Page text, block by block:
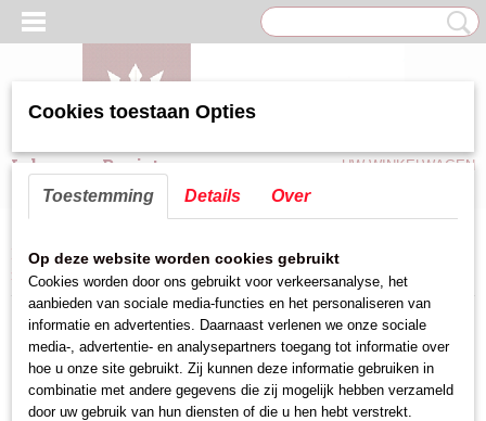
Inloggen Registreren UW WINKELWAGEN
Home>Keuken hulpmiddelen>Maatbekers,Trechter,Knijpfles
rvs>Zeefje voor rvs trechter
Cookies toestaan Opties
Toestemming Details Over
Op deze website worden cookies gebruikt
Cookies worden door ons gebruikt voor verkeersanalyse, het
aanbieden van sociale media-functies en het personaliseren van
informatie en advertenties. Daarnaast verlenen we onze sociale
media-, advertentie- en analysepartners toegang tot informatie over
hoe u onze site gebruikt. Zij kunnen deze informatie gebruiken in
combinatie met andere gegevens die zij mogelijk hebben verzameld
door uw gebruik van hun diensten of die u hen hebt verstrekt.